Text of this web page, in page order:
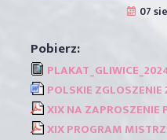
POLSKIE
XIX NA ZAPROSZENIE
XIX PROGRAM